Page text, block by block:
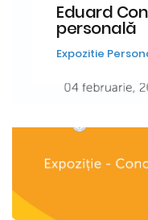
Eduard
personală
Expozitie